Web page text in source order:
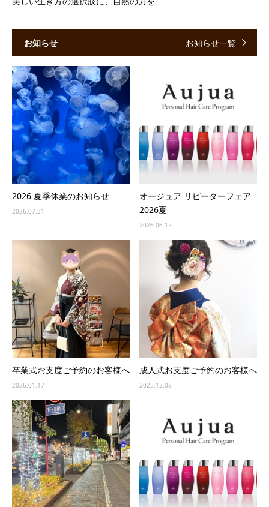
お知らせ お知らせ一覧
2026 夏季休業のお知らせ
2026.07.31
オージュア リピーターフェア
2026夏
2026.06.12
卒業式お支度ご予約のお客様へ
2026.01.17
成人式お支度ご予約のお客様へ
2025.12.08